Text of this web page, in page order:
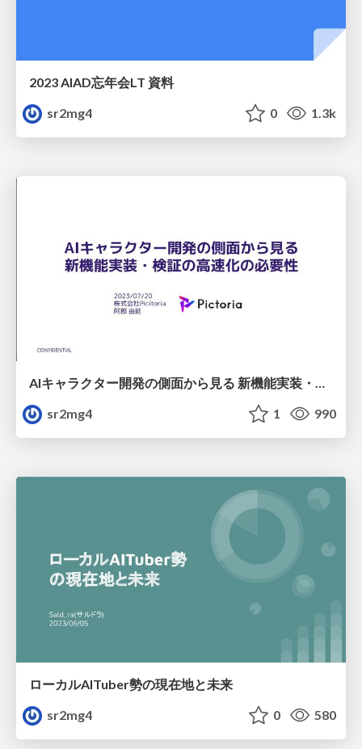
2023 AIAD忘年会LT 資料
sr2mg4
0 1.3k
AIキャラクター開発の側面から見る 新機能実装・検証の高速化の必要性
sr2mg4
1 990
ローカルAITuber勢の現在地と未来
sr2mg4
0 580